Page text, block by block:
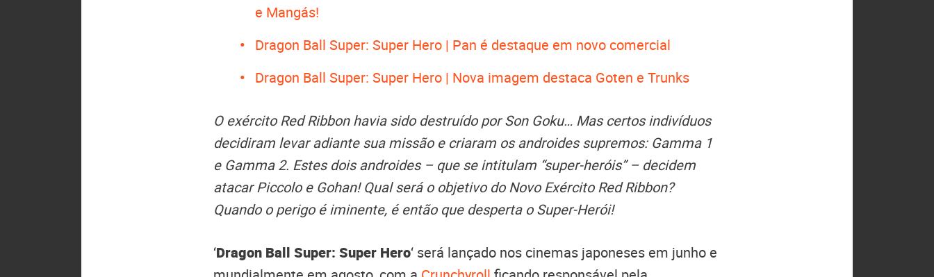
e Mangás!
Dragon Ball Super: Super Hero | Pan é destaque em novo comercial
Dragon Ball Super: Super Hero | Nova imagem destaca Goten e Trunks
O exército Red Ribbon havia sido destruído por Son Goku… Mas certos indivíduos
decidiram levar adiante sua missão e criaram os androides supremos: Gamma 1
e Gamma 2. Estes dois androides – que se intitulam “super-heróis” – decidem
atacar Piccolo e Gohan! Qual será o objetivo do Novo Exército Red Ribbon?
Quando o perigo é iminente, é então que desperta o Super-Herói!
‘Dragon Ball Super: Super Hero‘ será lançado nos cinemas japoneses em junho e